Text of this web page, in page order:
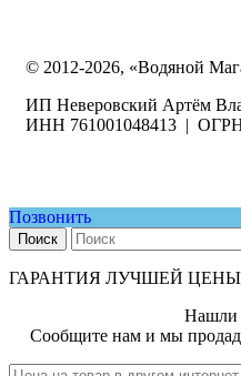
© 2012-2026, «Водяной
ИП Неверовский Артём
ИНН 761001048413 |
Позвонить
Поиск
ГАРАНТИЯ ЛУЧШЕЙ ЦЕНЫ
Нашли
Сообщите нам и мы